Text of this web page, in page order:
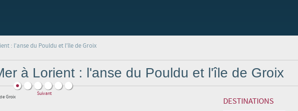
: l'anse du Pouldu et l'île de Groix
à Lorient : l'anse du Pouldu et l'île de Groix
Suivant
DESTINATIONS